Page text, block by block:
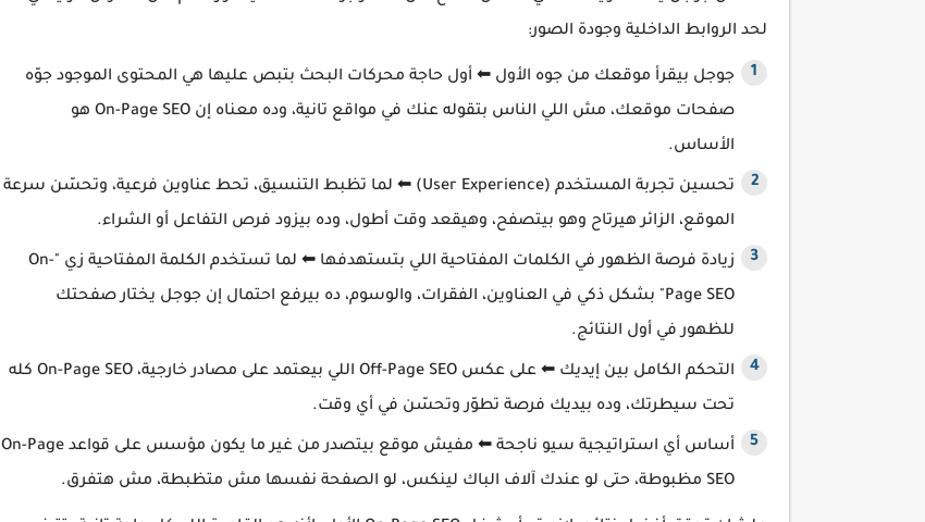
لحد الروابط الداخلية وجودة الصور:
جوجل بيقرأ موقعك من جوه الأول ⬅ أول حاجة محركات البحث بتبص عليها هي المحتوى الموجود جوّه
صفحات موقعك، مش اللي الناس بتقوله عنك في مواقع تانية، وده معناه إن On-Page SEO هو
الأساس.
تحسين تجربة المستخدم (User Experience) ⬅ لما تظبط التنسيق، تحط عناوين فرعية، وتحسّن سرعة
الموقع، الزائر هيرتاح وهو بيتصفح، وهيقعد وقت أطول، وده بيزود فرص التفاعل أو الشراء.
زيادة فرصة الظهور في الكلمات المفتاحية اللي بتستهدفها ⬅ لما تستخدم الكلمة المفتاحية زي "On-
Page SEO" بشكل ذكي في العناوين، الفقرات، والوسوم، ده بيرفع احتمال إن جوجل يختار صفحتك
للظهور في أول النتائج.
التحكم الكامل بين إيديك ⬅ على عكس Off-Page SEO اللي بيعتمد على مصادر خارجية، On-Page SEO كله
تحت سيطرتك، وده بيديك فرصة تطوّر وتحسّن في أي وقت.
أساس أي استراتيجية سيو ناجحة ⬅ مفيش موقع بيتصدر من غير ما يكون مؤسس على قواعد On-Page
SEO مظبوطة، حتى لو عندك آلاف الباك لينكس، لو الصفحة نفسها مش متظبطة، مش هتفرق.